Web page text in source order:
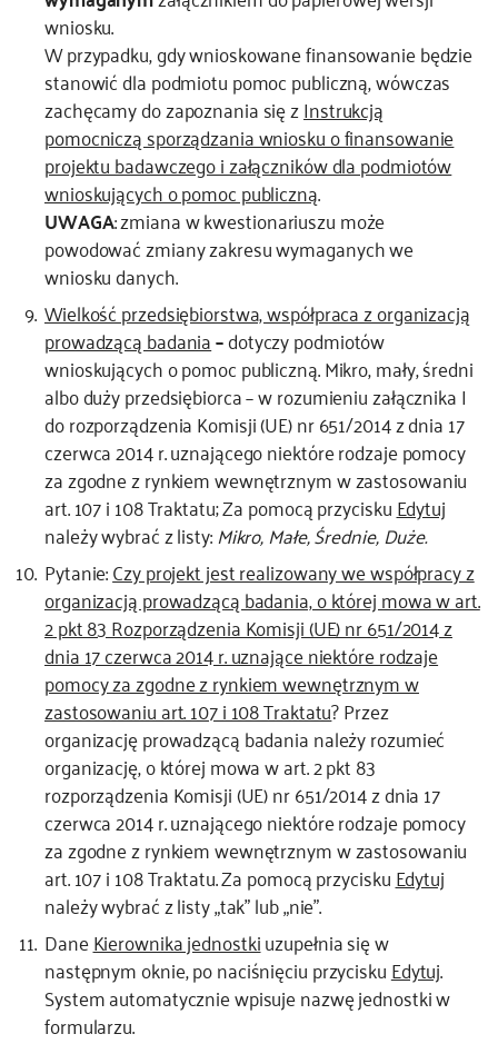
wniosku.
W przypadku, gdy wnioskowane finansowanie będzie
stanowić dla podmiotu pomoc publiczną, wówczas
zachęcamy do zapoznania się zInstrukcją
pomocniczą sporządzania wniosku o finansowanie
projektu badawczego i załączników dla podmiotów
wnioskujących o pomoc publiczną.
UWAGA: zmiana w kwestionariuszu może
powodować zmiany zakresu wymaganych we
wniosku danych.
Wielkość przedsiębiorstwa, współpraca z organizacją
prowadzącą badania–dotyczy podmiotów
wnioskujących o pomoc publiczną. Mikro, mały, średni
albo duży przedsiębiorca – w rozumieniu załącznika I
do rozporządzenia Komisji (UE) nr 651/2014 z dnia 17
czerwca 2014 r. uznającego niektóre rodzaje pomocy
za zgodne z rynkiem wewnętrznym w zastosowaniu
art. 107 i 108 Traktatu; Za pomocą przyciskuEdytuj
należy wybrać z listy:Mikro, Małe, Średnie, Duże.
Pytanie:Czy projekt jest realizowany we współpracy z
organizacją prowadzącą badania, o której mowa w art.
2 pkt 83 Rozporządzenia Komisji (UE) nr 651/2014 z
dnia 17 czerwca 2014 r. uznające niektóre rodzaje
pomocy za zgodne z rynkiem wewnętrznym w
zastosowaniu art. 107 i 108 Traktatu? Przez
organizację prowadzącą badania należy rozumieć
organizację, o której mowa w art. 2 pkt 83
rozporządzenia Komisji (UE) nr 651/2014 z dnia 17
czerwca 2014 r. uznającego niektóre rodzaje pomocy
za zgodne z rynkiem wewnętrznym w zastosowaniu
art. 107 i 108 Traktatu. Za pomocą przyciskuEdytuj
należy wybrać z listy „tak” lub „nie”.
DaneKierownika jednostkiuzupełnia się w
następnym oknie, po naciśnięciu przyciskuEdytuj.
System automatycznie wpisuje nazwę jednostki w
formularzu.